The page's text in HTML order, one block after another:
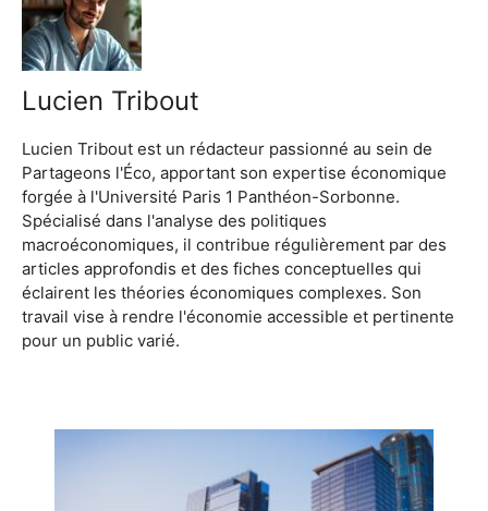
Lucien Tribout
Lucien Tribout est un rédacteur passionné au sein de
Partageons l'Éco, apportant son expertise économique
forgée à l'Université Paris 1 Panthéon-Sorbonne.
Spécialisé dans l'analyse des politiques
macroéconomiques, il contribue régulièrement par des
articles approfondis et des fiches conceptuelles qui
éclairent les théories économiques complexes. Son
travail vise à rendre l'économie accessible et pertinente
pour un public varié.